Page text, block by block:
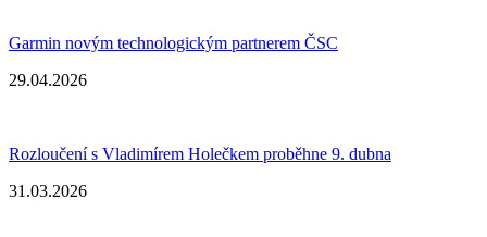
Garmin novým technologickým partnerem ČSC
29.04.2026
Rozloučení s Vladimírem Holečkem proběhne 9. dubna
31.03.2026